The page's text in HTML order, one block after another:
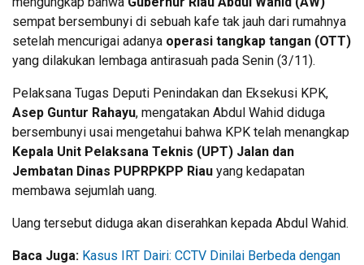
sempat bersembunyi di sebuah kafe tak jauh dari rumahnya
setelah mencurigai adanya operasi tangkap tangan (OTT)
yang dilakukan lembaga antirasuah pada Senin (3/11).
Pelaksana Tugas Deputi Penindakan dan Eksekusi KPK,
Asep Guntur Rahayu, mengatakan Abdul Wahid diduga
bersembunyi usai mengetahui bahwa KPK telah menangkap
Kepala Unit Pelaksana Teknis (UPT) Jalan dan
Jembatan Dinas PUPRPKPP Riau yang kedapatan
membawa sejumlah uang.
Uang tersebut diduga akan diserahkan kepada Abdul Wahid.
Baca Juga: Kasus IRT Dairi: CCTV Dinilai Berbeda dengan